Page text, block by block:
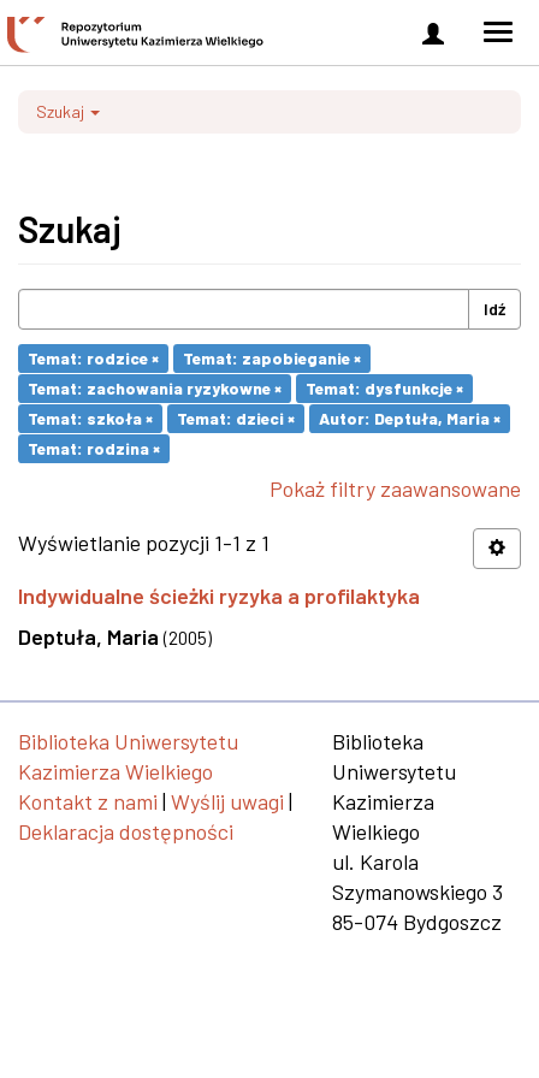
Zaloguj
się
Szukaj
Szukaj
Idź
Temat: rodzice ×
Temat: zapobieganie ×
Temat: zachowania ryzykowne ×
Temat: dysfunkcje ×
Temat: szkoła ×
Temat: dzieci ×
Autor: Deptuła, Maria ×
Temat: rodzina ×
Pokaż filtry zaawansowane
Wyświetlanie pozycji 1-1 z 1
Indywidualne ścieżki ryzyka a profilaktyka
Deptuła, Maria (2005)
Biblioteka Uniwersytetu
Kazimierza Wielkiego
Kontakt z nami | Wyślij uwagi |
Deklaracja dostępności
Biblioteka
Uniwersytetu
Kazimierza
Wielkiego
ul. Karola
Szymanowskiego 3
85-074 Bydgoszcz